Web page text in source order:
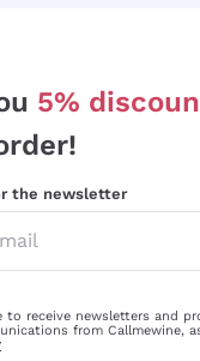
5%
the newsletter
to receive newsletters and
from Callmewine,